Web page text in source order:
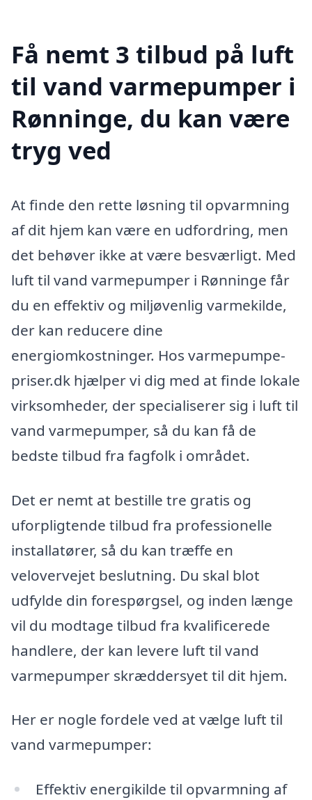
Få nemt 3 tilbud på luft
til vand varmepumper i
Rønninge, du kan være
tryg ved
At finde den rette løsning til opvarmning
af dit hjem kan være en udfordring, men
det behøver ikke at være besværligt. Med
luft til vand varmepumper i Rønninge får
du en effektiv og miljøvenlig varmekilde,
der kan reducere dine
energiomkostninger. Hos varmepumpe-
priser.dk hjælper vi dig med at finde lokale
virksomheder, der specialiserer sig i luft til
vand varmepumper, så du kan få de
bedste tilbud fra fagfolk i området.
Det er nemt at bestille tre gratis og
uforpligtende tilbud fra professionelle
installatører, så du kan træffe en
velovervejet beslutning. Du skal blot
udfylde din forespørgsel, og inden længe
vil du modtage tilbud fra kvalificerede
handlere, der kan levere luft til vand
varmepumper skræddersyet til dit hjem.
Her er nogle fordele ved at vælge luft til
vand varmepumper:
Effektiv energikilde til opvarmning af